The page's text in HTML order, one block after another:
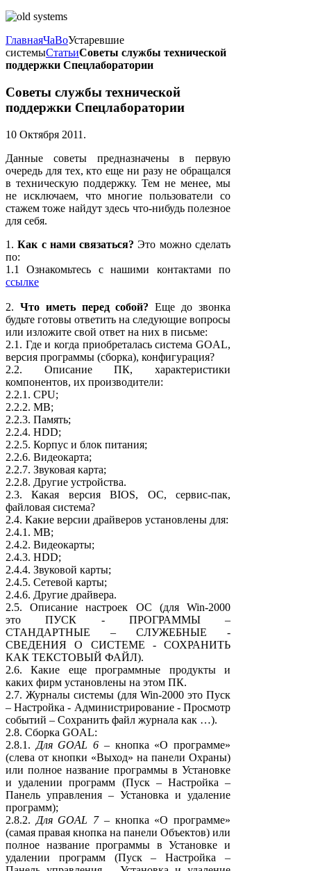
ГлавнаяЧаВоУстаревшие
системыСтатьиСоветы службы технической
поддержки Спецлаборатории
Советы службы технической
поддержки Спецлаборатории
10 Октября 2011 .
Данные советы предназначены в первую
очередь для тех, кто еще ни разу не обращался
в техническую поддержку. Тем не менее, мы
не исключаем, что многие пользователи со
стажем тоже найдут здесь что-нибудь полезное
для себя.
1.Как с нами связаться? Это можно сделать
по:
1.1 Ознакомьтесь с нашими контактами по
ссылке
2. Что иметь перед собой? Еще до звонка
будьте готовы ответить на следующие вопросы
или изложите свой ответ на них в письме:
2.1. Где и когда приобреталась система GOAL,
версия программы (сборка), конфигурация?
2.2. Описание ПК, характеристики
компонентов, их производители:
2.2.1. CPU;
2.2.2. MB;
2.2.3. Память;
2.2.4. HDD;
2.2.5. Корпус и блок питания;
2.2.6. Видеокарта;
2.2.7. Звуковая карта;
2.2.8. Другие устройства.
2.3. Какая версия BIOS, ОС, сервис-пак,
файловая система?
2.4. Какие версии драйверов установлены для:
2.4.1. МВ;
2.4.2. Видеокарты;
2.4.3. HDD;
2.4.4. Звуковой карты;
2.4.5. Сетевой карты;
2.4.6. Другие драйвера.
2.5. Описание настроек ОС (для Win-2000
это ПУСК - ПРОГРАММЫ –
СТАНДАРТНЫЕ – СЛУЖЕБНЫЕ -
СВЕДЕНИЯ О СИСТЕМЕ - СОХРАНИТЬ
КАК ТЕКСТОВЫЙ ФАЙЛ).
2.6. Какие еще программные продукты и
каких фирм установлены на этом ПК.
2.7. Журналы системы (для Win-2000 это Пуск
– Настройка - Администрирование - Просмотр
событий – Сохранить файл журнала как …).
2.8. Сборка GOAL:
2.8.1. Для GOAL 6 – кнопка «О программе»
(слева от кнопки «Выход» на панели Охраны)
или полное название программы в Установке
и удалении программ (Пуск – Настройка –
Панель управления – Установка и удаление
программ);
2.8.2. Для GOAL 7– кнопка «О программе»
(самая правая кнопка на панели Объектов) или
полное название программы в Установке и
удалении программ (Пуск – Настройка –